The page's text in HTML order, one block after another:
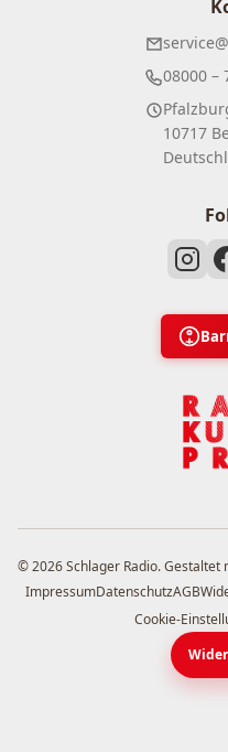
08000 –
10717
© 2026 Schlager Radio. Gestaltet
ImpressumDatenschutzAGB
Cookie-